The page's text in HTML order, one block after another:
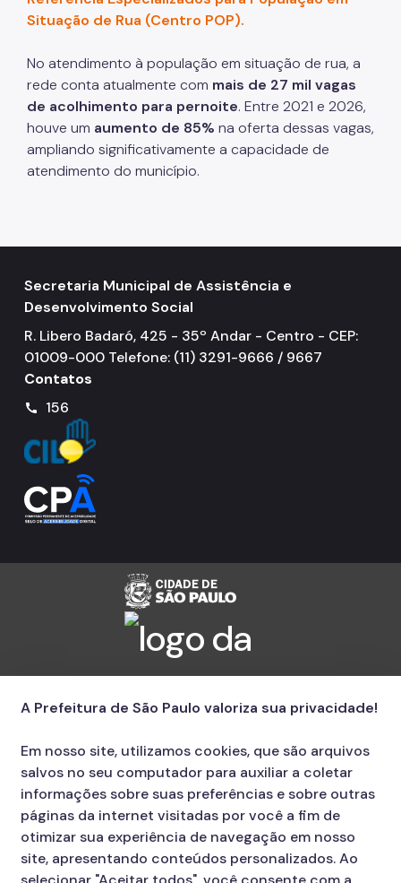
Situação de Rua (Centro POP).
No atendimento à população em situação de rua, a
rede conta atualmente com mais de 27 mil vagas
de acolhimento para pernoite. Entre 2021 e 2026,
houve um aumento de 85% na oferta dessas vagas,
ampliando significativamente a capacidade de
atendimento do município.
Secretaria Municipal de Assistência e
Desenvolvimento Social
R. Libero Badaró, 425 - 35º Andar - Centro - CEP:
01009-000 Telefone: (11) 3291-9666 / 9667
Contatos
call 156
A Prefeitura de São Paulo valoriza sua privacidade!
Em nosso site, utilizamos cookies, que são arquivos
salvos no seu computador para auxiliar a coletar
informações sobre suas preferências e sobre outras
páginas da internet visitadas por você a fim de
otimizar sua experiência de navegação em nosso
site, apresentando conteúdos personalizados. Ao